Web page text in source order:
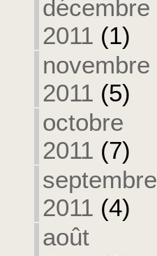
décembre
2011 (1)
novembre
2011 (5)
octobre
2011 (7)
septembre
2011 (4)
août